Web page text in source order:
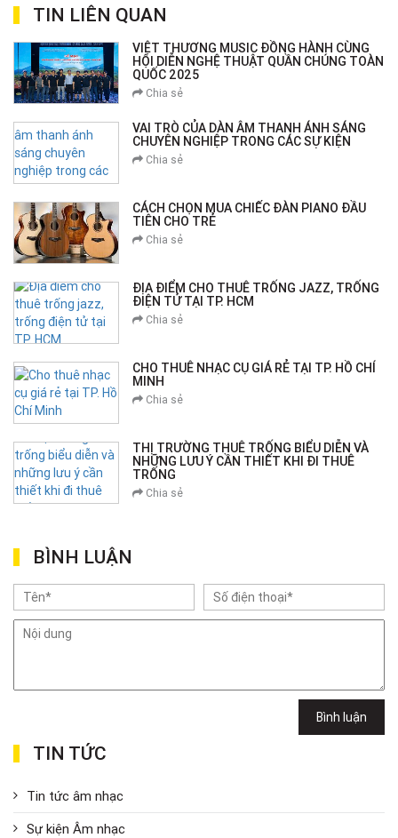
TIN LIÊN QUAN
VIỆT THƯƠNG MUSIC ĐỒNG HÀNH CÙNG
HỘI DIỄN NGHỆ THUẬT QUẦN CHÚNG TOÀN
QUỐC 2025
Chia sẻ
VAI TRÒ CỦA DÀN ÂM THANH ÁNH SÁNG
CHUYÊN NGHIỆP TRONG CÁC SỰ KIỆN
Chia sẻ
CÁCH CHỌN MUA CHIẾC ĐÀN PIANO ĐẦU
TIÊN CHO TRẺ
Chia sẻ
ĐỊA ĐIỂM CHO THUÊ TRỐNG JAZZ, TRỐNG
ĐIỆN TỬ TẠI TP. HCM
Chia sẻ
CHO THUÊ NHẠC CỤ GIÁ RẺ TẠI TP. HỒ CHÍ
MINH
Chia sẻ
THỊ TRƯỜNG THUÊ TRỐNG BIỂU DIỄN VÀ
NHỮNG LƯU Ý CẦN THIẾT KHI ĐI THUÊ
TRỐNG
Chia sẻ
BÌNH LUẬN
Bình luận
TIN TỨC
Tin tức âm nhạc
Sự kiện Âm nhạc